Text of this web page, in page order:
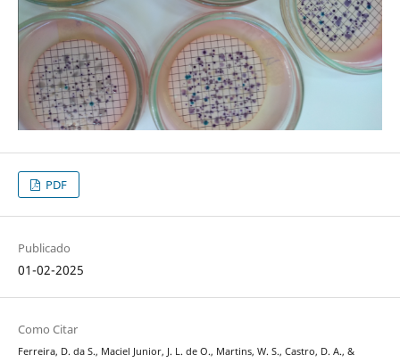
PDF
Publicado
01-02-2025
Como Citar
Ferreira, D. da S., Maciel Junior, J. L. de O., Martins, W. S., Castro, D. A., &